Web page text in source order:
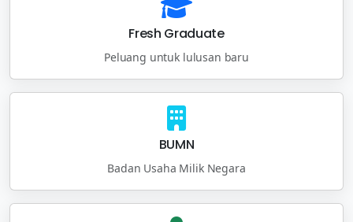
Fresh Graduate
Peluang untuk lulusan baru
BUMN
Badan Usaha Milik Negara